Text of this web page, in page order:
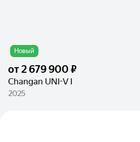
Новый
от2 679 900 ₽
Changan UNI-V I
2025